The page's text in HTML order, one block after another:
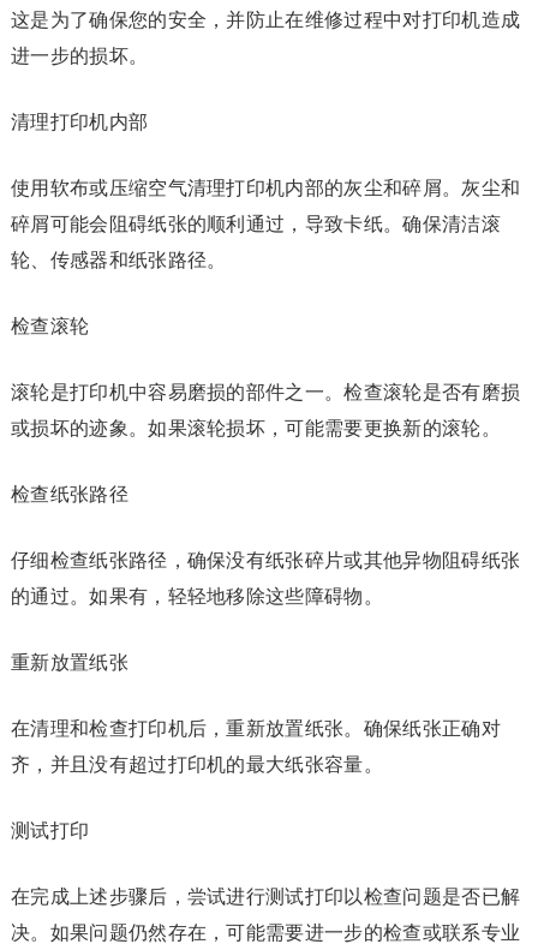
这是为了确保您的安全，并防止在维修过程中对打印机造成
进一步的损坏。
清理打印机内部
使用软布或压缩空气清理打印机内部的灰尘和碎屑。灰尘和
碎屑可能会阻碍纸张的顺利通过，导致卡纸。确保清洁滚
轮、传感器和纸张路径。
检查滚轮
滚轮是打印机中容易磨损的部件之一。检查滚轮是否有磨损
或损坏的迹象。如果滚轮损坏，可能需要更换新的滚轮。
检查纸张路径
仔细检查纸张路径，确保没有纸张碎片或其他异物阻碍纸张
的通过。如果有，轻轻地移除这些障碍物。
重新放置纸张
在清理和检查打印机后，重新放置纸张。确保纸张正确对
齐，并且没有超过打印机的最大纸张容量。
测试打印
在完成上述步骤后，尝试进行测试打印以检查问题是否已解
决。如果问题仍然存在，可能需要进一步的检查或联系专业